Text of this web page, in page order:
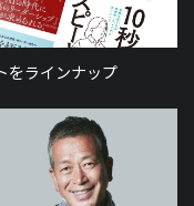
をラインナップ